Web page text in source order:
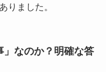
りました。
なのか？明確な答